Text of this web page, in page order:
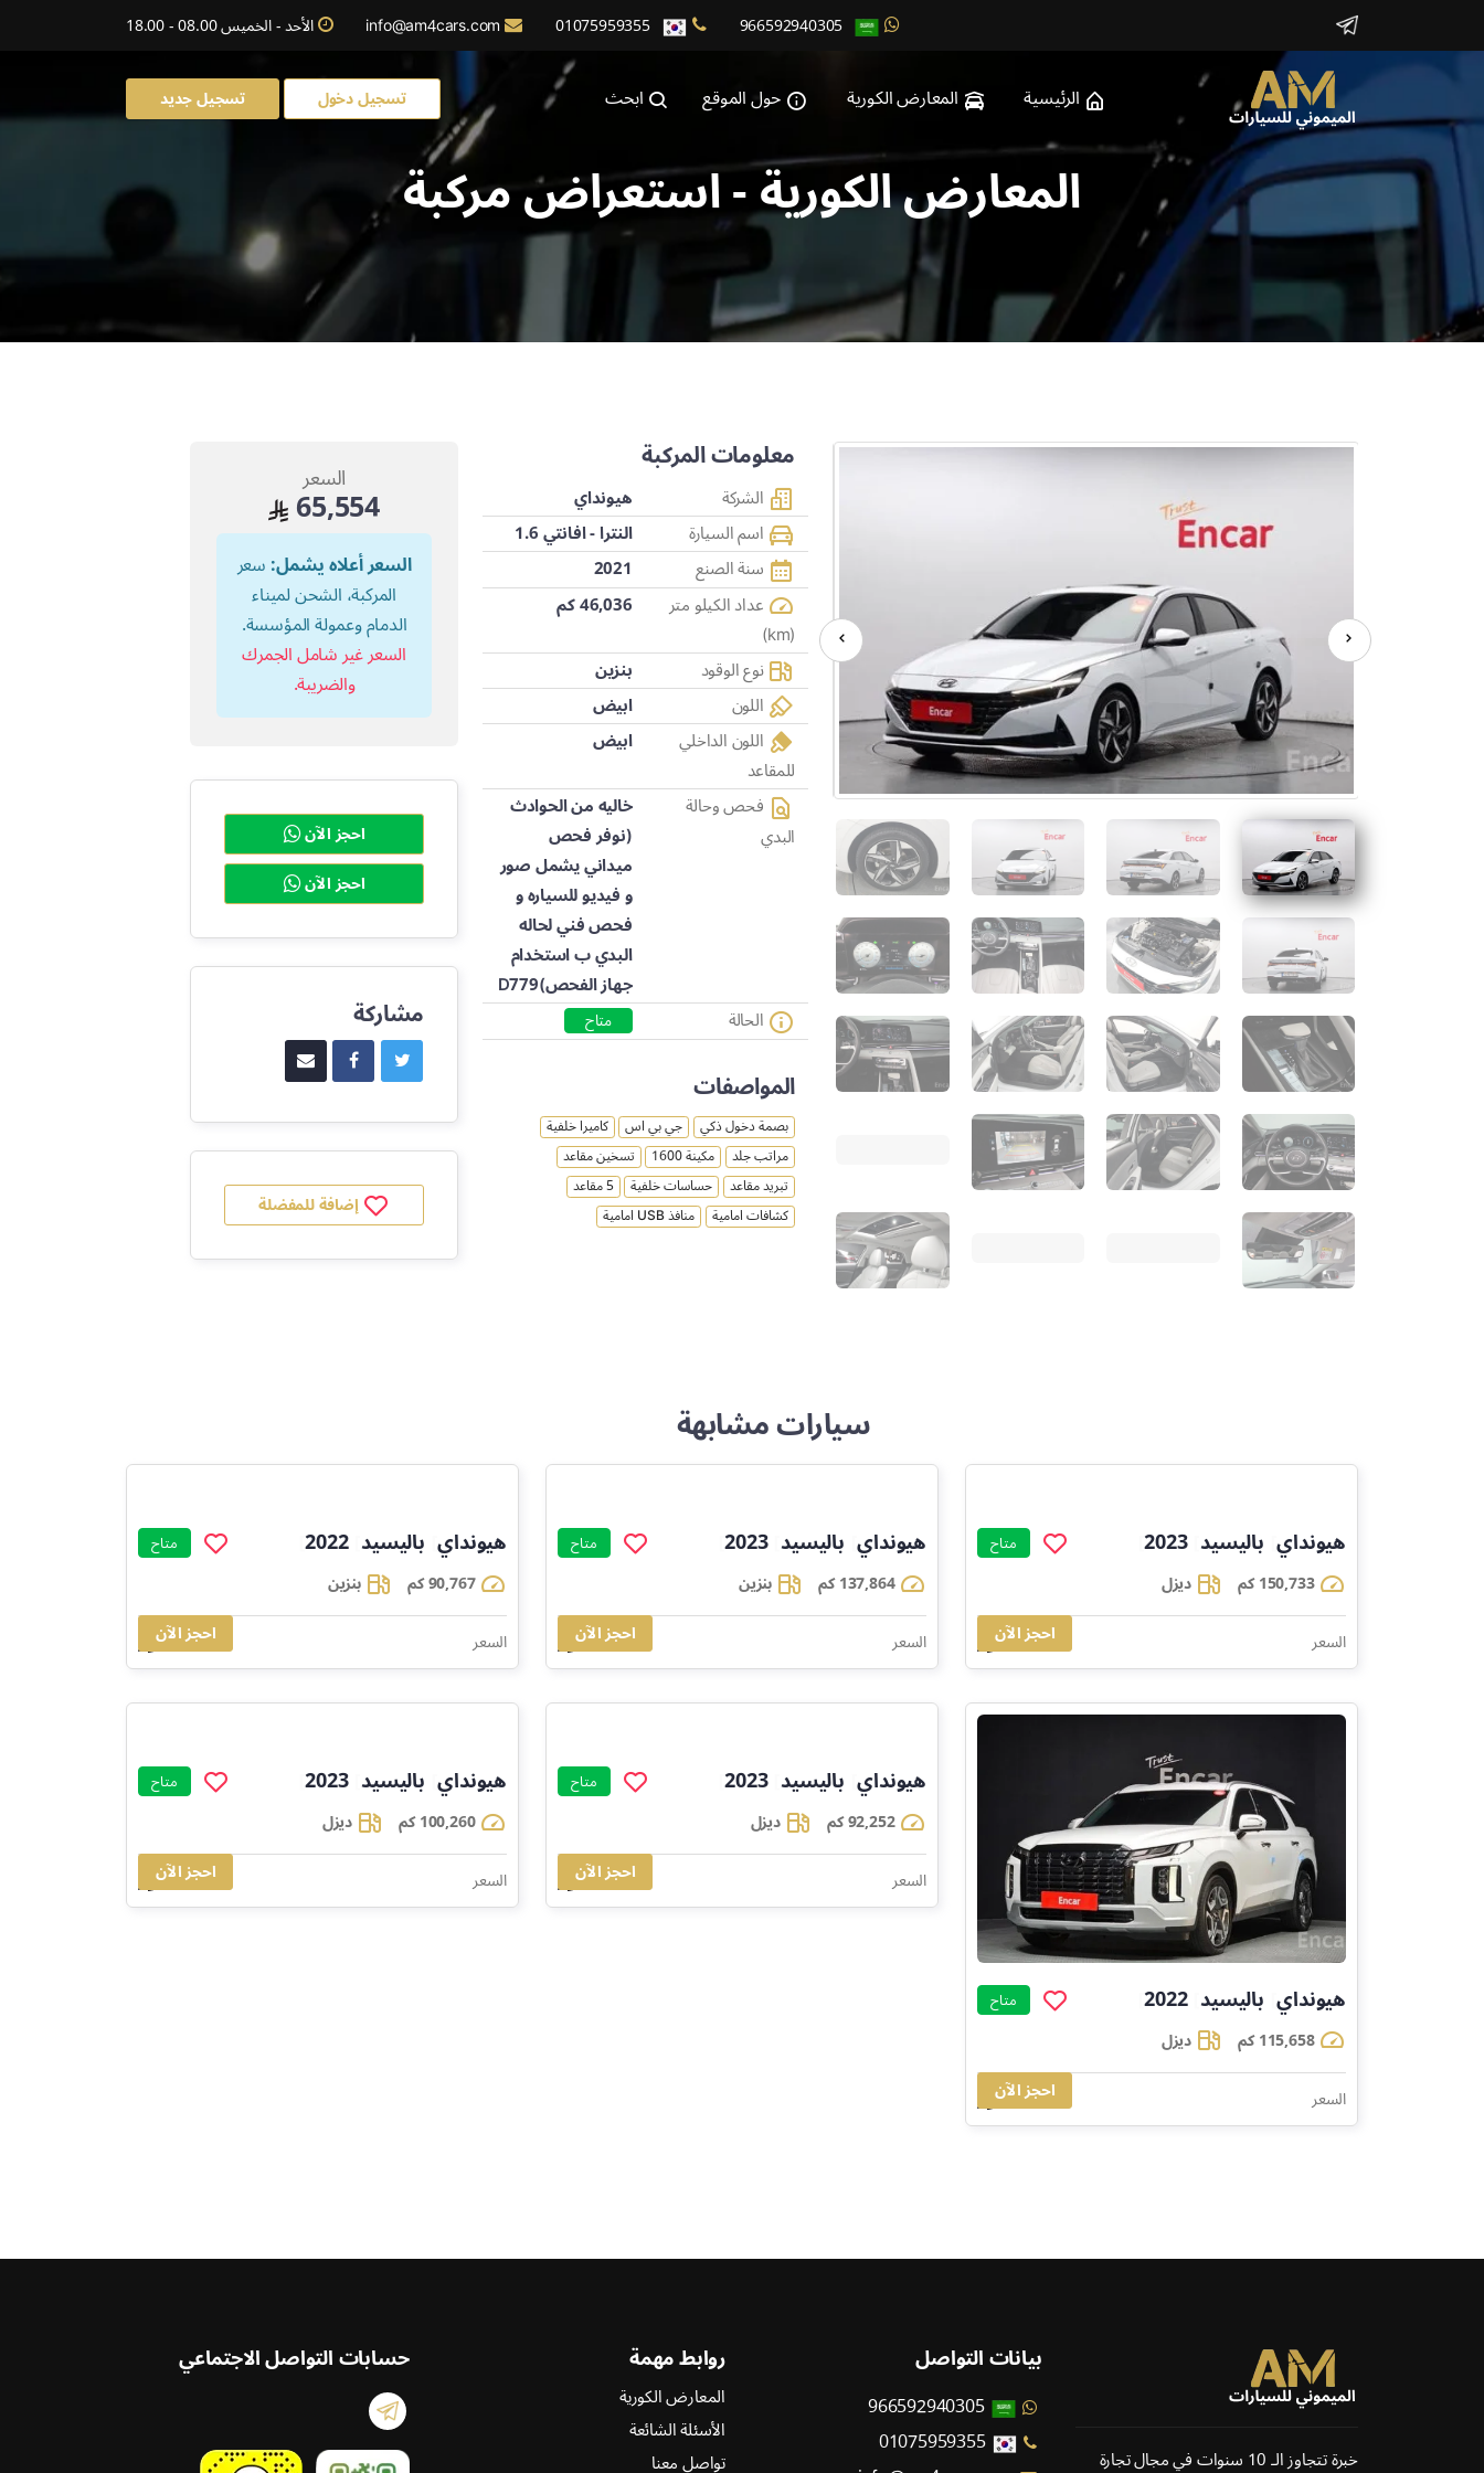
966592940305
01075959355
info@am4cars.com الأحد - الخميس 08.00 - 18.00
الرئيسية المعارض الكورية حول الموقع ابحث تسجيل دخول تسجيل جديد
المعارض الكورية - استعراض مركبة
معلومات المركبة
الشركة
هيونداي
اسم السيارة
النترا - افانتي 1.6
سنة الصنع
2021
عداد الكيلو متر
(km)
46,036 كم
نوع الوقود
بنزين
اللون
ابيض
اللون الداخلي
للمقاعد
ابيض
فحص وحالة
البدي
خاليه من الحوادث
(نوفر فحص
ميداني يشمل صور
و فيديو للسياره و
فحص فني لحاله
البدي ب استخدام
جهاز الفحص)D779
الحالة
متاح
المواصفات
بصمة دخول ذكي جي بي اس
كاميرا خلفية
مراتب جلد
مكينة 1600
تسخين مقاعد
تبريد مقاعد
حساسات خلفية
5 مقاعد
كشافات امامية
منافذ USB امامية
السعر
65,554
السعر أعلاه يشمل:سعر
المركبة، الشحن لميناء
الدمام وعمولة المؤسسة.
السعر غير شامل الجمرك
والضريبة.
احجز الآن
احجز الآن
مشاركة
إضافة للمفضلة
سيارات مشابهة
هيونداي] باليسيد 2023
] متاح
150,733 كم
ديزل
السعر
94,329
احجز الآن
هيونداي] باليسيد 2023
] متاح
137,864 كم
بنزين
السعر
75,529
احجز الآن
هيونداي] باليسيد 2022
] متاح
90,767 كم
بنزين
السعر
89,541
احجز الآن
هيونداي] باليسيد 2022
] متاح
115,658 كم
ديزل
السعر
85,552
احجز الآن
هيونداي] باليسيد 2023
] متاح
92,252 كم
ديزل
السعر
116,889
احجز الآن
هيونداي] باليسيد 2023
] متاح
100,260 كم
ديزل
السعر
98,089
احجز الآن
خبرة تتجاوز الـ 10 سنوات في مجال تجارة
بيانات التواصل
966592940305
01075959355
روابط مهمة
المعارض الكورية
الأسئلة الشائعة
تواصل معنا
حسابات التواصل الاجتماعي